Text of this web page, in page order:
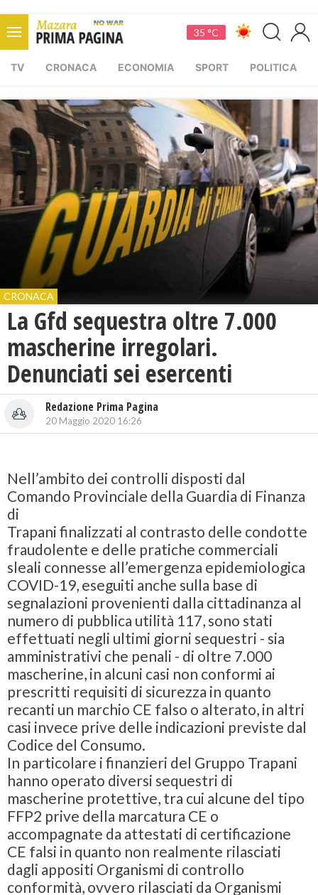
35 °C
TV CRONACA ECONOMIA SPORT POLITICA
CRONACA
La Gfd sequestra oltre 7.000
mascherine irregolari.
Denunciati sei esercenti
Redazione Prima Pagina
20 Maggio 2020 16:26
Nell’ambito dei controlli disposti dal
Comando Provinciale della Guardia di Finanza
di
Trapani finalizzati al contrasto delle condotte
fraudolente e delle pratiche commerciali
sleali connesse all’emergenza epidemiologica
COVID-19, eseguiti anche sulla base di
segnalazioni provenienti dalla cittadinanza al
numero di pubblica utilità 117, sono stati
effettuati negli ultimi giorni sequestri - sia
amministrativi che penali - di oltre 7.000
mascherine, in alcuni casi non conformi ai
prescritti requisiti di sicurezza in quanto
recanti un marchio CE falso o alterato, in altri
casi invece prive delle indicazioni previste dal
Codice del Consumo.
In particolare i finanzieri del Gruppo Trapani
hanno operato diversi sequestri di
mascherine protettive, tra cui alcune del tipo
FFP2 prive della marcatura CE o
accompagnate da attestati di certificazione
CE falsi in quanto non realmente rilasciati
dagli appositi Organismi di controllo
conformità, ovvero rilasciati da Organismi